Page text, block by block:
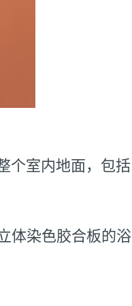
个室内地面，包括
体染色胶合板的浴